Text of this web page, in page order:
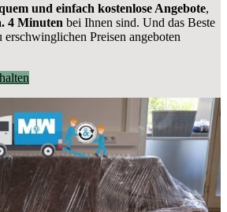
und einfach kostenlose Angebote,
4 Minuten bei Ihnen sind. Und das Beste
erschwinglichen Preisen angeboten